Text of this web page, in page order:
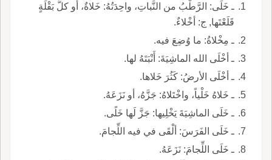
ـ خَلَى: الرَّطْبُ من النَّباتِ، واحِدَتُهُ: خَلاةٌ، أو كلُّ بَقْلَةٍ
قَلَعْتَها, ج: أخْلاءٌ.
ـ مِخْلاةُ: ما وُضِعَ فيه.
ـ أخْلَى الله الماشِيَةَ: أَنْبَتَهُ لها.
ـ أخْلَى الأرضُ: كَثُرَ خَلاها.
ـ خَلاهُ خَلْياً، واخْتَلاهُ: جَزَّهُ، أو نَزَعَهُ.
ـ خَلَى الماشِيَةَ يَخْلِيها: جَزَّ لَها خَلًى.
ـ خَلَى الفَرَسَ: ألْقَى في فيه اللِّجامَ.
ـ خَلَى اللِّجامَ: نَزَعَهُ.